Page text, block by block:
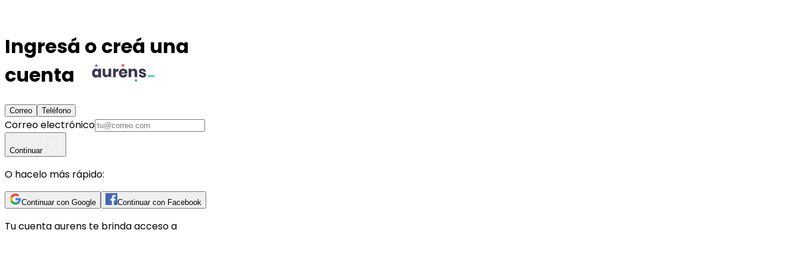
Ingresá o creá una
cuenta
Correo Teléfono
Correo electrónico
Continuar
O hacelo más rápido:
Continuar con Google Continuar con Facebook
Tu cuentaaurens te brinda acceso a